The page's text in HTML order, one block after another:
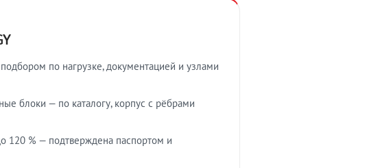
по нагрузке, документацией и узлами
блоки — по каталогу, корпус с рёбрами
120 % — подтверждена паспортом и